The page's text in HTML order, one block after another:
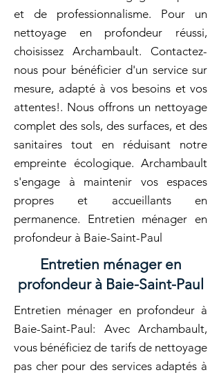
et de professionnalisme. Pour un
nettoyage en profondeur réussi,
choisissez Archambault. Contactez-
nous pour bénéficier d'un service sur
mesure, adapté à vos besoins et vos
attentes!. Nous offrons un nettoyage
complet des sols, des surfaces, et des
sanitaires tout en réduisant notre
empreinte écologique. Archambault
s'engage à maintenir vos espaces
propres et accueillants en
permanence. Entretien ménager en
profondeur à Baie-Saint-Paul
Entretien ménager en
profondeur à Baie-Saint-Paul
Entretien ménager en profondeur à
Baie-Saint-Paul: Avec Archambault,
vous bénéficiez de tarifs de nettoyage
pas cher pour des services adaptés à